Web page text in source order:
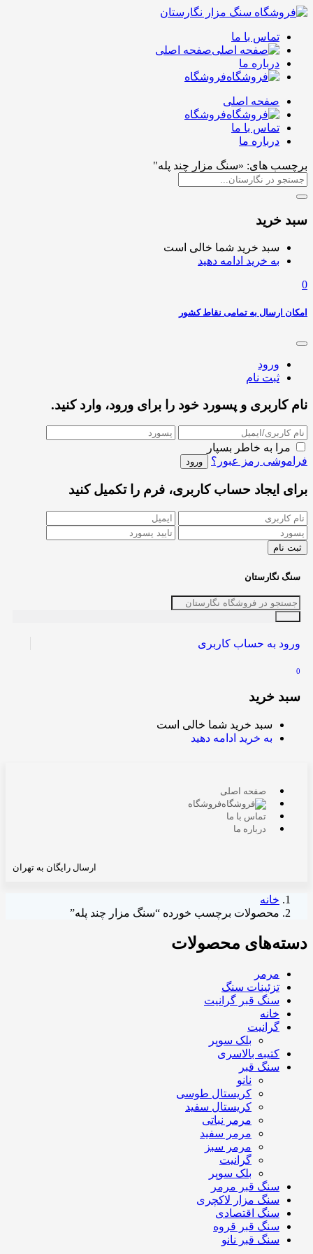
تماس با ما
صفحه اصلی
درباره ما
فروشگاه
صفحه اصلی
فروشگاه
تماس با ما
درباره ما
برچسب های: «سنگ مزار چند پله"
سبد خرید
سبد خرید شما خالی است
به خرید ادامه دهید
0
امکان ارسال به تمامی نقاط کشور
ورود
ثبت نام
نام کاربری و پسورد خود را برای ورود، وارد کنید.
مرا به خاطر بسپار
فراموشی رمز عبور؟
برای ایجاد حساب کاربری، فرم را تکمیل کنید
سنگ نگارستان
ورود به حساب کاربری
0
سبد خرید
سبد خرید شما خالی است
به خرید ادامه دهید
صفحه اصلی
فروشگاه
تماس با ما
درباره ما
ارسال رایگان به تهران
خانه
محصولات برچسب خورده “سنگ مزار چند پله”
دسته‌های محصولات
مرمر
تزئینات سنگ
سنگ قبر گرانیت
خانه
گرانیت
بلک سوپر
کتیبه بالاسری
سنگ قبر
نانو
کریستال طوسی
کریستال سفید
مرمر نباتی
مرمر سفید
مرمر سبز
گرانیت
بلک سوپر
سنگ قبر مرمر
سنگ مزار لاکچری
سنگ اقتصادی
سنگ قبر قروه
سنگ قبر نانو